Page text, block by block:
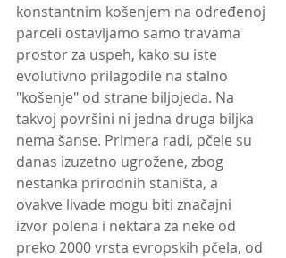
konstantnim košenjem na određenoj
parceli ostavljamo samo travama
prostor za uspeh, kako su iste
evolutivno prilagodile na stalno
"košenje" od strane biljojeda. Na
takvoj površini ni jedna druga biljka
nema šanse. Primera radi, pčele su
danas izuzetno ugrožene, zbog
nestanka prirodnih staništa, a
ovakve livade mogu biti značajni
izvor polena i nektara za neke od
preko 2000 vrsta evropskih pčela, od